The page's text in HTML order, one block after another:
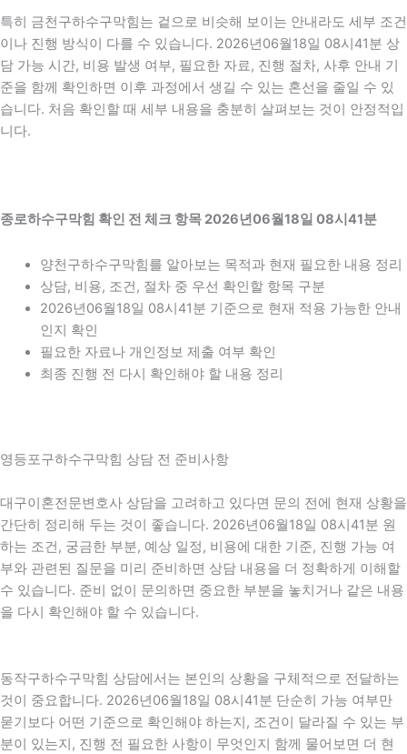
특히 금천구하수구막힘는 겉으로 비슷해 보이는 안내라도 세부 조건
이나 진행 방식이 다를 수 있습니다. 2026년06월18일 08시41분 상
담 가능 시간, 비용 발생 여부, 필요한 자료, 진행 절차, 사후 안내 기
준을 함께 확인하면 이후 과정에서 생길 수 있는 혼선을 줄일 수 있
습니다. 처음 확인할 때 세부 내용을 충분히 살펴보는 것이 안정적입
니다.
종로하수구막힘 확인 전 체크 항목 2026년06월18일 08시41분
양천구하수구막힘를 알아보는 목적과 현재 필요한 내용 정리
상담, 비용, 조건, 절차 중 우선 확인할 항목 구분
2026년06월18일 08시41분 기준으로 현재 적용 가능한 안내
인지 확인
필요한 자료나 개인정보 제출 여부 확인
최종 진행 전 다시 확인해야 할 내용 정리
영등포구하수구막힘 상담 전 준비사항
대구이혼전문변호사 상담을 고려하고 있다면 문의 전에 현재 상황을
간단히 정리해 두는 것이 좋습니다. 2026년06월18일 08시41분 원
하는 조건, 궁금한 부분, 예상 일정, 비용에 대한 기준, 진행 가능 여
부와 관련된 질문을 미리 준비하면 상담 내용을 더 정확하게 이해할
수 있습니다. 준비 없이 문의하면 중요한 부분을 놓치거나 같은 내용
을 다시 확인해야 할 수 있습니다.
동작구하수구막힘 상담에서는 본인의 상황을 구체적으로 전달하는
것이 중요합니다. 2026년06월18일 08시41분 단순히 가능 여부만
묻기보다 어떤 기준으로 확인해야 하는지, 조건이 달라질 수 있는 부
분이 있는지, 진행 전 필요한 사항이 무엇인지 함께 물어보면 더 현